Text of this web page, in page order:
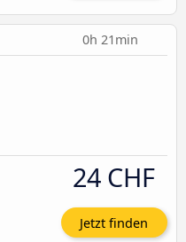
0h 21min
24 CHF
Jetzt finden